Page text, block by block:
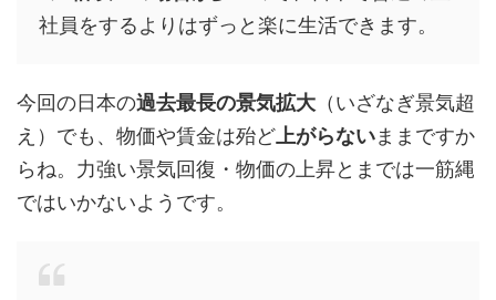
社員をするよりはずっと楽に生活できます。
今回の日本の過去最長の景気拡大 （いざなぎ景気超
え）でも、物価や賃金は殆ど 上がらないままですか
らね。力強い景気回復・物価の上昇とまでは一筋縄
ではいかないようです。